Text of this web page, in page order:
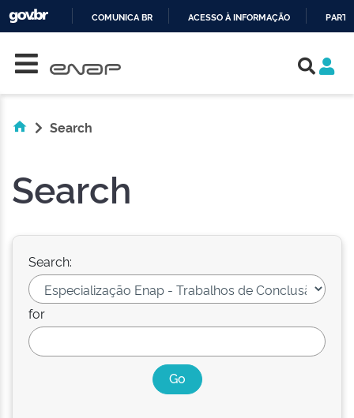
COMUNICA BR ACESSO À INFORMAÇÃO
Search
Search
Search:
for